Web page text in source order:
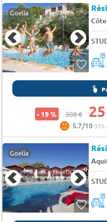
Goelia
- 19 % 308 €
5.7/10 370
Goelia